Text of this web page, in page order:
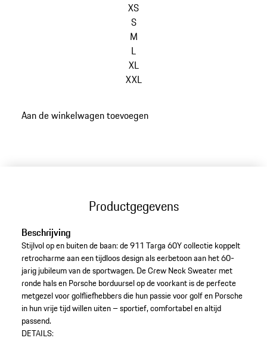
XS
S
M
L
XL
XXL
Aan de winkelwagen toevoegen
Productgegevens
Beschrijving
Stijlvol op en buiten de baan: de 911 Targa 60Y collectie koppelt
retrocharme aan een tijdloos design als eerbetoon aan het 60-
jarig jubileum van de sportwagen. De Crew Neck Sweater met
ronde hals en Porsche borduursel op de voorkant is de perfecte
metgezel voor golfliefhebbers die hun passie voor golf en Porsche
in hun vrije tijd willen uiten – sportief, comfortabel en altijd
passend.
DETAILS: